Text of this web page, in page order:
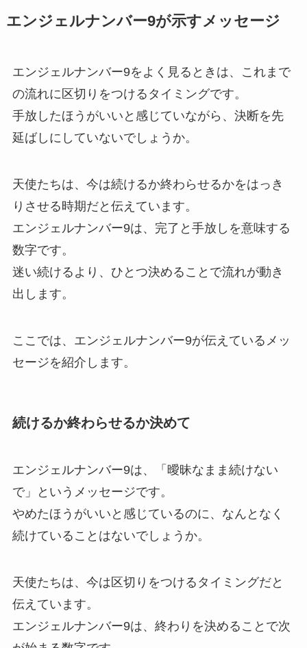
エンジェルナンバー9が示すメッセージ
エンジェルナンバー9をよく見るときは、これまで
の流れに区切りをつけるタイミングです。
手放したほうがいいと感じていながら、決断を先
延ばしにしていないでしょうか。
天使たちは、今は続けるか終わらせるかをはっき
りさせる時期だと伝えています。
エンジェルナンバー9は、完了と手放しを意味する
数字です。
迷い続けるより、ひとつ決めることで流れが動き
出します。
ここでは、エンジェルナンバー9が伝えているメッ
セージを紹介します。
続けるか終わらせるか決めて
エンジェルナンバー9は、「曖昧なまま続けない
で」というメッセージです。
やめたほうがいいと感じているのに、なんとなく
続けていることはないでしょうか。
天使たちは、今は区切りをつけるタイミングだと
伝えています。
エンジェルナンバー9は、終わりを決めることで次